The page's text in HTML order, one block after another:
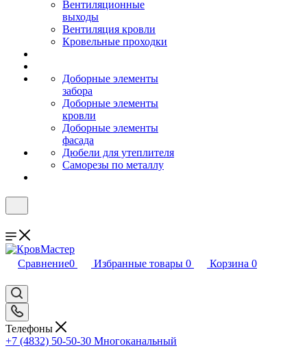
Вентиляционные
выходы
Вентиляция кровли
Кровельные проходки
Доборные элементы
забора
Доборные элементы
кровли
Доборные элементы
фасада
Дюбели для утеплителя
Саморезы по металлу
Сравнение0 Избранные товары 0 Корзина 0
Телефоны
+7 (4832) 50-50-30 Многоканальный